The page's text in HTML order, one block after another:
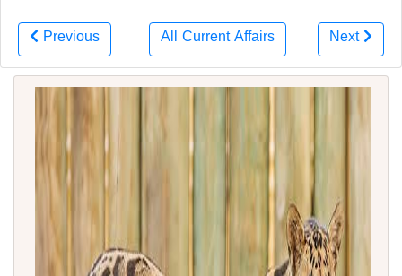
Previous All Current Affairs Next